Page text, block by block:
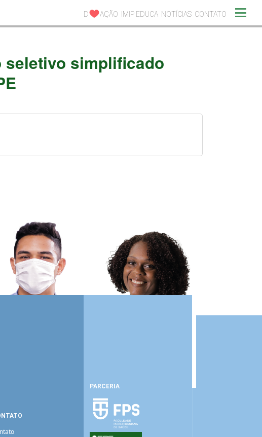
D AÇÃO IMIP EDUCA NOTÍCIAS CONTATO
seletivo simplificado
PARCERIA